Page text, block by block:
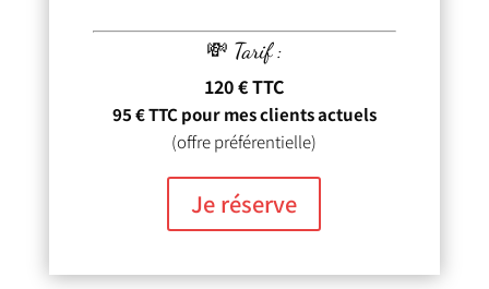
💸 Tarif :
120 € TTC
95 € TTC pour mes clients actuels
(offre préférentielle)
Je réserve